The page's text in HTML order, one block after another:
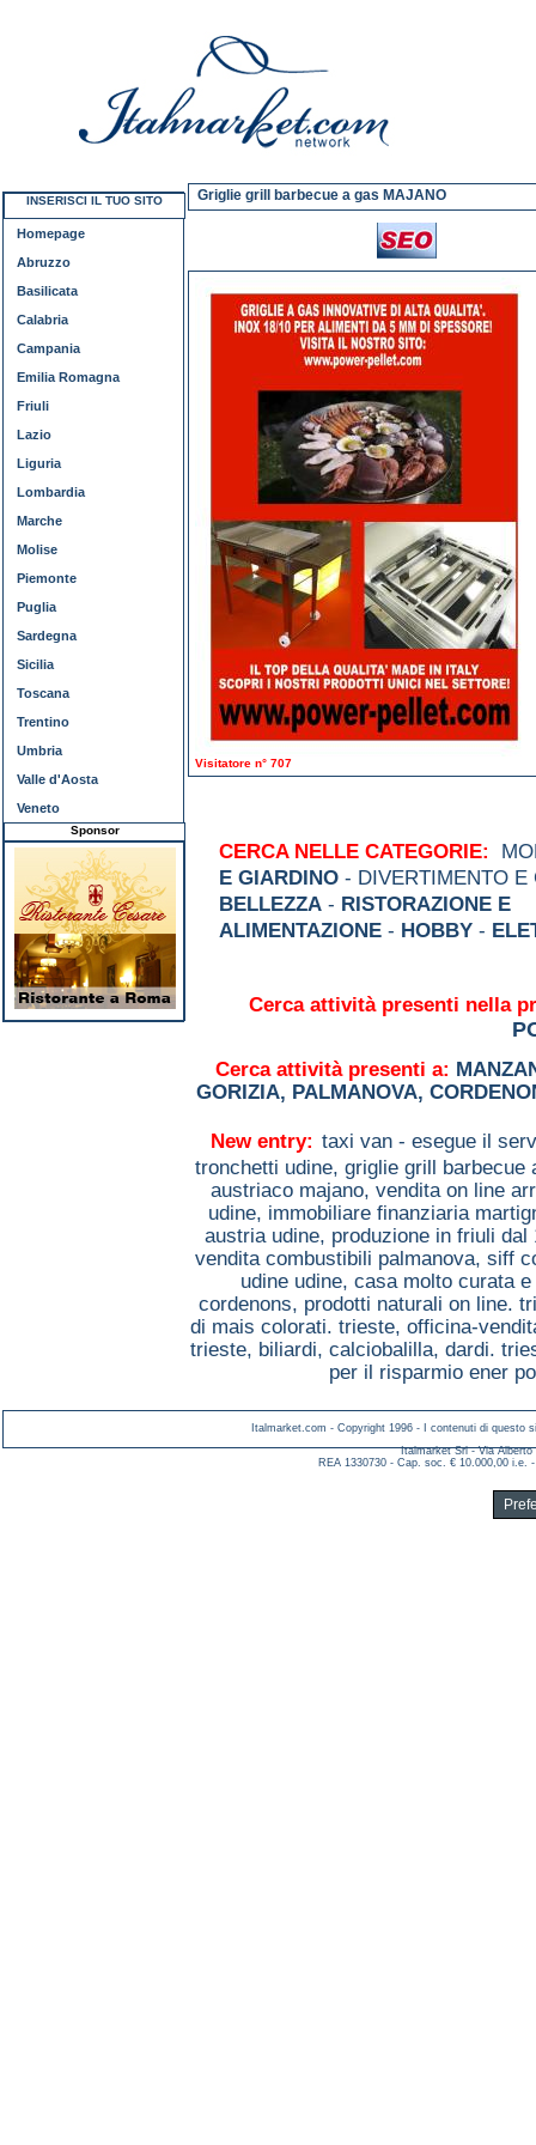
Griglie grill barbecue a gas MAJANO
Visitatore n° 707
CERCA NELLE CATEGORIE:
E GIARDINO - DIVERTIMENTO
BELLEZZA - RISTORAZIONE E
ALIMENTAZIONE - HOBBY -
Cerca attività presenti nella
Cerca attività presenti a:
GORIZIA, PALMANOVA,
New entry: taxi van - esegue il
tronchetti udine, griglie grill barbecue
austriaco majano, vendita on line
udine, immobiliare finanziaria
austria udine, produzione in friuli
vendita combustibili palmanova, siff
udine udine, casa molto curata
cordenons, prodotti naturali on line.
di mais colorati. trieste, officina-
trieste, biliardi, calciobalilla, dardi.
per il risparmio ener
INSERISCI IL TUO SITO
Homepage
Abruzzo
Basilicata
Calabria
Campania
Emilia Romagna
Friuli
Lazio
Liguria
Lombardia
Marche
Molise
Piemonte
Puglia
Sardegna
Sicilia
Toscana
Trentino
Umbria
Valle d'Aosta
Veneto
Sponsor
Italmarket.com - Copyright 1996 - I contenuti di questo
Italmarket Srl - Via Alberto
REA 1330730 - Cap. soc. € 10.000,00 i.e.